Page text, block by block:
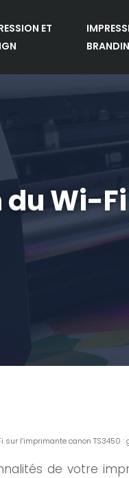
ET
Wi-
l’imprimante canon TS3450 :
de votre